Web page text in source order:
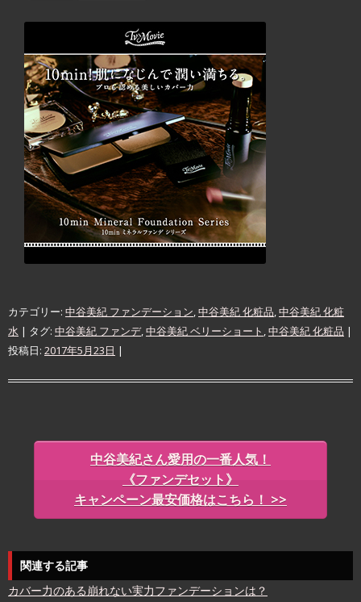
カテゴリー: 中谷美紀 ファンデーション 中谷美紀 化粧品 中谷美紀 化粧
水 | タグ: 中谷美紀 ファンデ, 中谷美紀 ベリーショート 中谷美紀 化粧品 |
投稿日: 2017年5月23日 |
中谷美紀さん愛用の一番人気！
《ファンデセット》
キャンペーン最安価格はこちら！ >>
関連する記事
カバー力のある崩れない実力ファンデーションは？